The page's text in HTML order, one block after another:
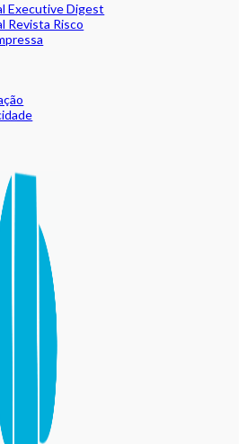
Executive Digest
Revista Risco